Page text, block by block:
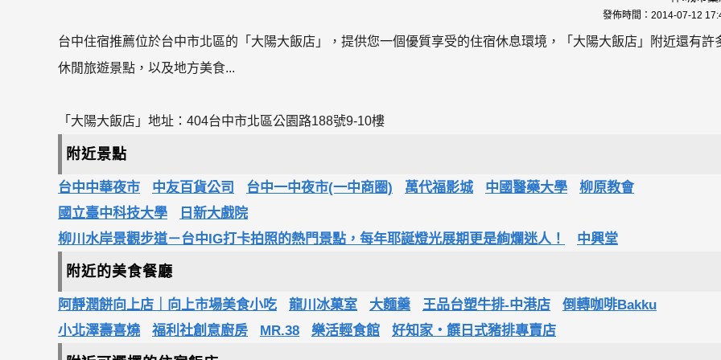
發佈時間： 2014-07-12
台中住宿推薦位於台中市北區的「大陽大飯店」，提供您一個優質享受的住宿休息環境，「大陽大飯店」附近還有許
休閒旅遊景點，以及地方美食...
「大陽大飯店」地址：404台中市北區公園路188號9-10樓
附近景點
台中中華夜市 中友百貨公司 台中一中夜市(一中商圈) 萬代福影城 中國醫藥大學
柳原教會
國立臺中科技大學
日新大戲院
柳川水岸景觀步道－台中IG打卡拍照的熱門景點，每年耶誕燈光展期更是絢爛迷人！
中興堂
附近的美食餐廳
阿靜潤餅向上店｜向上市場美食小吃 龍川冰菓室 大麵羹 王品台塑牛排-中港店
倒轉咖啡Bakku
小北澤壽喜燒
福利社創意廚房 MR.38 樂活輕食館 好知家‧饌日式豬排專賣店